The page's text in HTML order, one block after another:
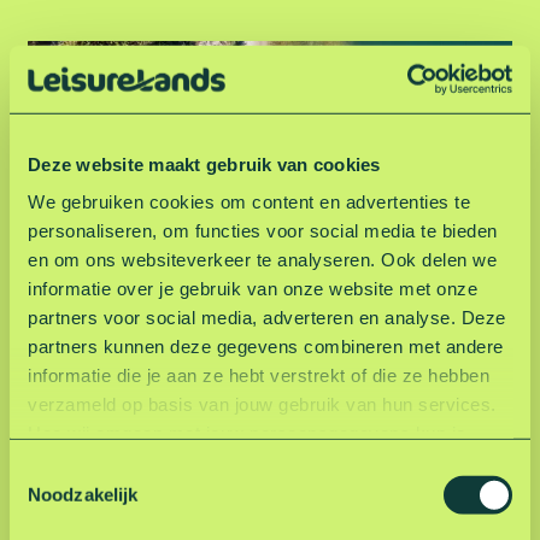
Deze website maakt gebruik van cookies
We gebruiken cookies om content en advertenties te
personaliseren, om functies voor social media te bieden
en om ons websiteverkeer te analyseren. Ook delen we
informatie over je gebruik van onze website met onze
partners voor social media, adverteren en analyse. Deze
partners kunnen deze gegevens combineren met andere
informatie die je aan ze hebt verstrekt of die ze hebben
verzameld op basis van jouw gebruik van hun services.
privacyverklaring
Noodzakelijk
Zandenplas
Z
a
n
e
n
l
a
s
Z
e
m